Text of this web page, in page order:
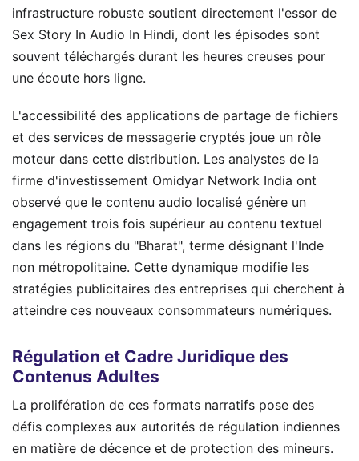
infrastructure robuste soutient directement l'essor de
Sex Story In Audio In Hindi, dont les épisodes sont
souvent téléchargés durant les heures creuses pour
une écoute hors ligne.
L'accessibilité des applications de partage de fichiers
et des services de messagerie cryptés joue un rôle
moteur dans cette distribution. Les analystes de la
firme d'investissement Omidyar Network India ont
observé que le contenu audio localisé génère un
engagement trois fois supérieur au contenu textuel
dans les régions du "Bharat", terme désignant l'Inde
non métropolitaine. Cette dynamique modifie les
stratégies publicitaires des entreprises qui cherchent à
atteindre ces nouveaux consommateurs numériques.
Régulation et Cadre Juridique des
Contenus Adultes
La prolifération de ces formats narratifs pose des
défis complexes aux autorités de régulation indiennes
en matière de décence et de protection des mineurs.